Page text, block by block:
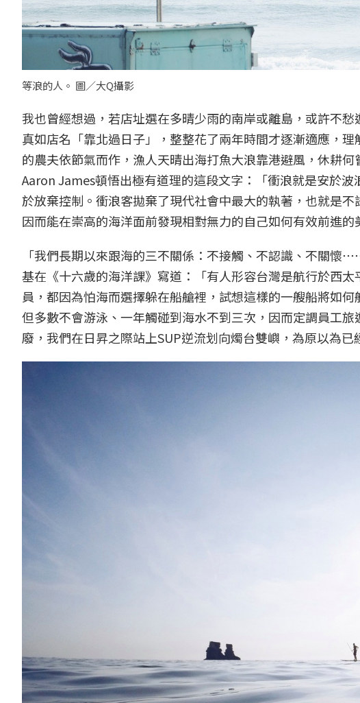
等浪的人。 圖／大Q攝影
我也曾經想過，若店址選在多晴少雨的南岸或離島，或許不
真如店名「靠北過日子」，整整花了兩年時間才逐漸適應，
的農夫依節氣而作，漁人天晴出海打魚大浪靠港避風，休耕
Aaron James頓悟出極有道理的這段文字：「衝浪就是安於
於放棄控制。衝浪客拋棄了現代社會中最大的執著，也就是
因而能在崇高的海洋面前發現相對無力的自己如何有效前進的
「我們長期以來跟海的三不關係：不接觸、不認識、不關
基在《十六歲的海洋課》寫道：「有人形容台灣是航行於西
員，都因為怕海而選擇躲在船艙裡，試想這樣的一艘船將如
但多數不會游泳、一年觸碰到海水不到三次，因而定調員工
廢，我們在日昇之際站上SUP逆流划向燭台雙嶼，為原以為已